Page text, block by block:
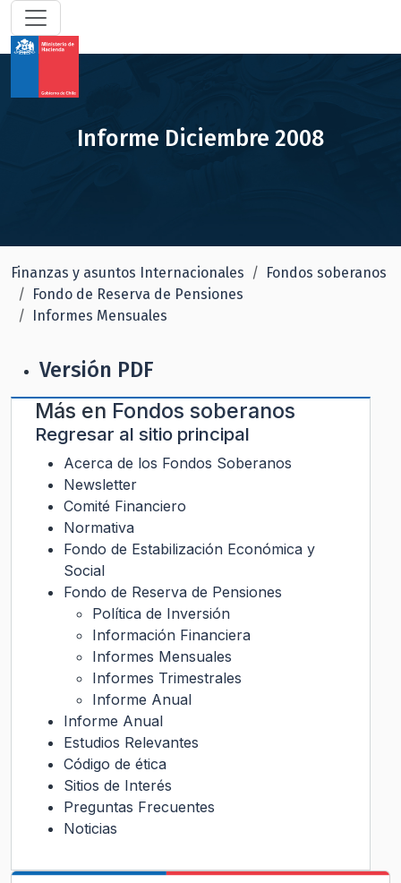
Informe Diciembre 2008
Finanzas y asuntos Internacionales
Fondos soberanos
Fondo de Reserva de Pensiones
Informes Mensuales
Versión PDF
Más en Fondos soberanos
Regresar al sitio principal
Acerca de los Fondos Soberanos
Newsletter
Comité Financiero
Normativa
Fondo de Estabilización Económica y
Social
Fondo de Reserva de Pensiones
Política de Inversión
Información Financiera
Informes Mensuales
Informes Trimestrales
Informe Anual
Informe Anual
Estudios Relevantes
Código de ética
Sitios de Interés
Preguntas Frecuentes
Noticias